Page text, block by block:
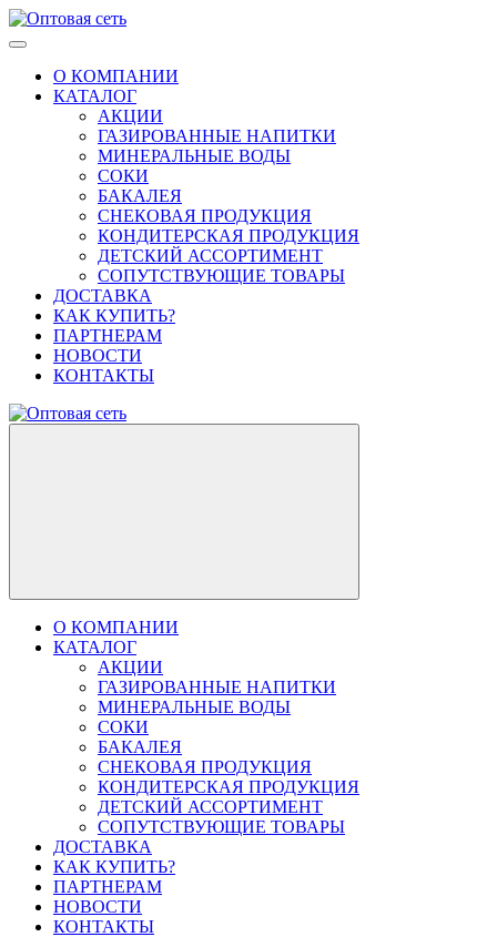
О КОМПАНИИ
КАТАЛОГ
АКЦИИ
ГАЗИРОВАННЫЕ НАПИТКИ
МИНЕРАЛЬНЫЕ ВОДЫ
СОКИ
БАКАЛЕЯ
СНЕКОВАЯ ПРОДУКЦИЯ
КОНДИТЕРСКАЯ ПРОДУКЦИЯ
ДЕТСКИЙ АССОРТИМЕНТ
СОПУТСТВУЮЩИЕ ТОВАРЫ
ДОСТАВКА
КАК КУПИТЬ?
ПАРТНЕРАМ
НОВОСТИ
КОНТАКТЫ
О КОМПАНИИ
КАТАЛОГ
АКЦИИ
ГАЗИРОВАННЫЕ НАПИТКИ
МИНЕРАЛЬНЫЕ ВОДЫ
СОКИ
БАКАЛЕЯ
СНЕКОВАЯ ПРОДУКЦИЯ
КОНДИТЕРСКАЯ ПРОДУКЦИЯ
ДЕТСКИЙ АССОРТИМЕНТ
СОПУТСТВУЮЩИЕ ТОВАРЫ
ДОСТАВКА
КАК КУПИТЬ?
ПАРТНЕРАМ
НОВОСТИ
КОНТАКТЫ